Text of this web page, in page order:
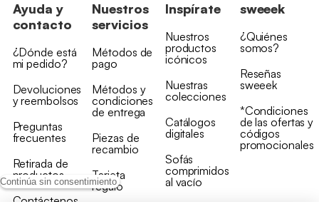
Continúa sin consentimiento
Ayuda y
contacto
¿Dónde está
mi pedido?
Devoluciones
y reembolsos
Preguntas
frecuentes
Retirada de
productos
Contáctenos
Nuestros
servicios
Métodos de
pago
Métodos y
condiciones
de entrega
Piezas de
recambio
Tarjeta
regalo
Inspírate
Nuestros
productos
icónicos
Nuestras
colecciones
Catálogos
digitales
Sofás
comprimidos
al vacío
sweeek
¿Quiénes
somos?
Reseñas
sweeek
*Condiciones
de las ofertas y
códigos
promocionales